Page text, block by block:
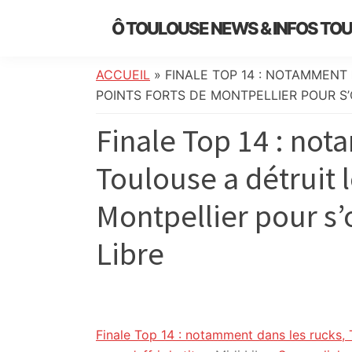
Ô TOULOUSE NEWS & INFOS
de
l’actualité
:
info
locale,
société,
culture,
politique,
météo,
initiatives
ACCUEIL » FINALE TOP 14 :
POINTS FORTS DE MONTPELLIER POUR
Finale Top 14 :
Toulouse a détruit
Montpellier pour
Libre
Finale Top 14 : notamment dans les